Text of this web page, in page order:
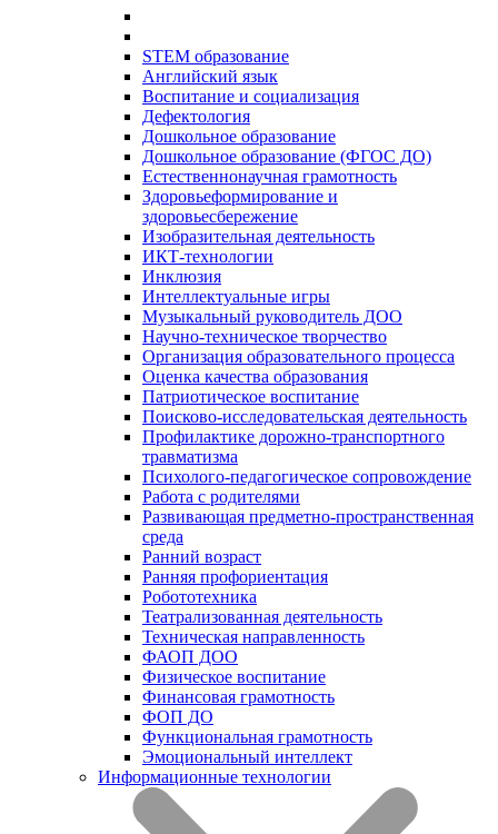
STEM образование
Английский язык
Воспитание и социализация
Дефектология
Дошкольное образование
Дошкольное образование (ФГОС ДО)
Естественнонаучная грамотность
Здоровьеформирование и
здоровьесбережение
Изобразительная деятельность
ИКТ-технологии
Инклюзия
Интеллектуальные игры
Музыкальный руководитель ДОО
Научно-техническое творчество
Организация образовательного процесса
Оценка качества образования
Патриотическое воспитание
Поисково-исследовательская деятельность
Профилактике дорожно-транспортного
травматизма
Психолого-педагогическое сопровождение
Работа с родителями
Развивающая предметно-пространственная
среда
Ранний возраст
Ранняя профориентация
Робототехника
Театрализованная деятельность
Техническая направленность
ФАОП ДОО
Физическое воспитание
Финансовая грамотность
ФОП ДО
Функциональная грамотность
Эмоциональный интеллект
Информационные технологии